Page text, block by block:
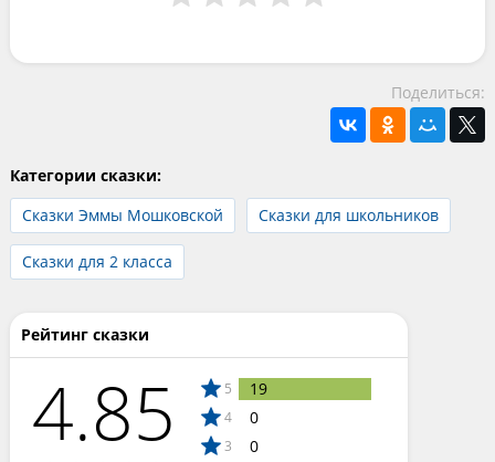
Поделиться:
Категории сказки:
Сказки Эммы Мошковской
Сказки для школьников
Сказки для 2 класса
Рейтинг сказки
4.85 5 19
4 0
3 0